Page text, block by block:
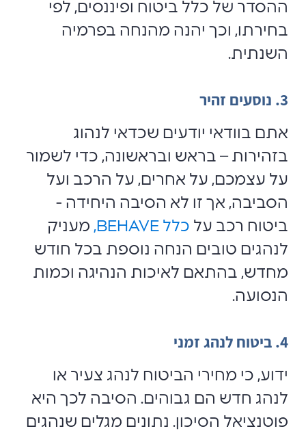
ההסדר של כלל ביטוח ופיננסים, לפי
בחירתו, וכך יהנה מהנחה בפרמיה
השנתית.
3. נוסעים זהיר
אתם בוודאי יודעים שכדאי לנהוג
בזהירות – בראש ובראשונה, כדי לשמור
על עצמכם, על אחרים, על הרכב ועל
הסביבה, אך זו לא הסיבה היחידה -
ביטוח רכב על כלל BEHAVE,
מעניק
לנהגים טובים הנחה נוספת בכל חודש
מחדש, בהתאם לאיכות הנהיגה וכמות
הנסועה.
4. ביטוח לנהג זמני
ידוע, כי מחירי הביטוח לנהג צעיר או
לנהג חדש הם גבוהים. הסיבה לכך היא
פוטנציאל הסיכון. נתונים מגלים שנהגים